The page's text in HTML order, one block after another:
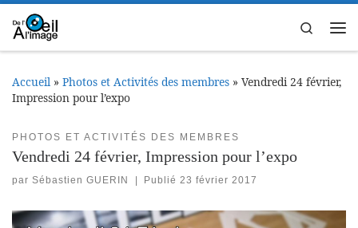
Passer au contenu
Search
Accueil » Photos et Activités des membres » Vendredi 24 février,
Impression pour l’expo
PHOTOS ET ACTIVITÉS DES MEMBRES
Vendredi 24 février, Impression pour l’expo
par Sébastien GUERIN Publié23 février 2017